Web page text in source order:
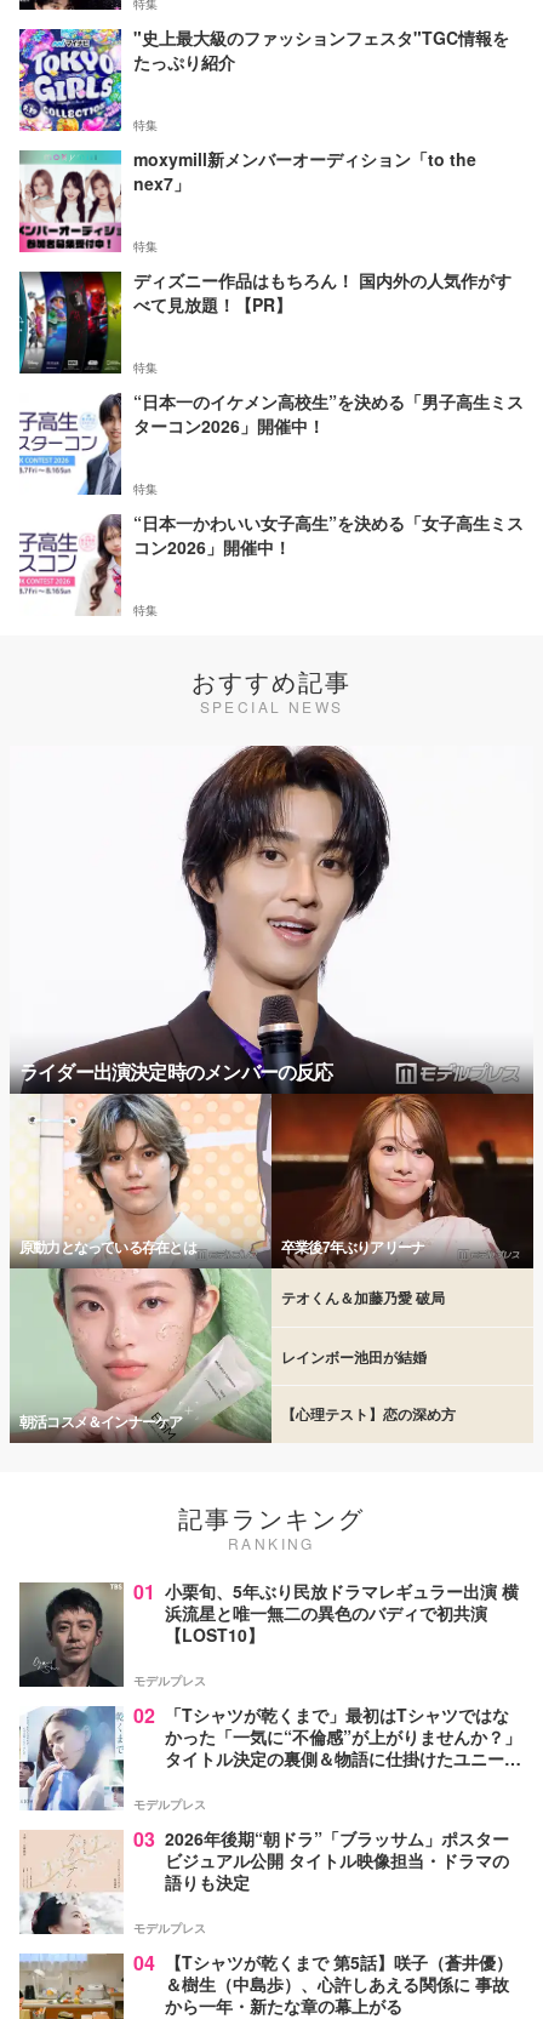
"史上最大級のファッションフェスタ"TGC情報を
たっぷり紹介
特集
moxymill新メンバーオーディション「to the
nex7」
特集
ディズニー作品はもちろん！ 国内外の人気作がす
べて見放題！【PR】
特集
“日本一のイケメン高校生”を決める「男子高生ミス
ターコン2026」開催中！
特集
“日本一かわいい女子高生”を決める「女子高生ミス
コン2026」開催中！
特集
おすすめ記事
SPECIAL NEWS
ライダー出演決定時のメンバーの反応
原動力となっている存在とは 卒業後7年ぶりアリーナ
朝活コスメ＆インナーケア
テオくん＆加藤乃愛 破局
レインボー池田が結婚
【心理テスト】恋の深め方
記事ランキング
RANKING
01 小栗旬、5年ぶり民放ドラマレギュラー出演 横
浜流星と唯一無二の異色のバディで初共演
【LOST10】
モデルプレス
02
「Tシャツが乾くまで」最初はTシャツではな
かった「一気に“不倫感”が上がりませんか？」
タイトル決定の裏側＆物語に仕掛けたユニーク
モデルプレス
03 2026年後期“朝ドラ”「ブラッサム」ポスター
ビジュアル公開 タイトル映像担当・ドラマの
語りも決定
モデルプレス
04
【Tシャツが乾くまで 第5話】咲子（蒼井優）
＆樹生（中島歩）、心許しあえる関係に 事故
から一年・新たな章の幕上がる